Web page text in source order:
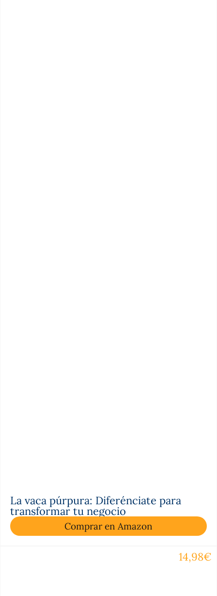
La vaca púrpura: Diferénciate para
transformar tu negocio
Comprar en Amazon
14,98€